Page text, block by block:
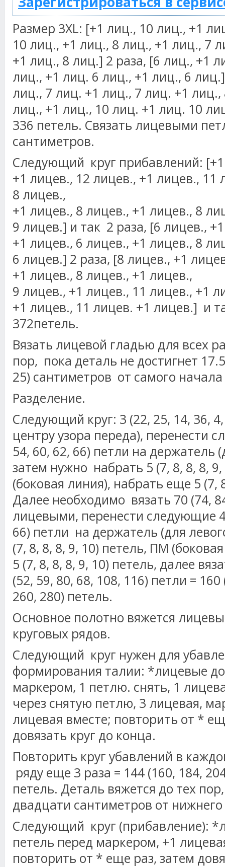
Размер 3XL: [+1 лиц., 10 лиц., +1
10 лиц., +1 лиц., 8 лиц., +1 лиц., 7
+1 лиц., 8 лиц.] 2 раза, [6 лиц., +1
лиц., +1 лиц. 6 лиц., +1 лиц., 6
лиц., 7 лиц. +1 лиц., 7 лиц. +1
лиц., +1 лиц., 10 лиц. +1 лиц. 10
336 петель. Связать лицевыми
сантиметров.
Следующий круг прибавлений:
+1 лицев., 12 лицев., +1 лицев., 11
8 лицев.,
+1 лицев., 8 лицев., +1 лицев., 8
9 лицев.] и так 2 раза, [6 лицев.,
+1 лицев., 6 лицев., +1 лицев., 8
6 лицев.] 2 раза, [8 лицев., +1
+1 лицев., 8 лицев., +1 лицев.,
9 лицев., +1 лицев., 11 лицев., +1
+1 лицев., 11 лицев. +1 лицев.] и
372петель.
Вязать лицевой гладью для всех
пор, пока деталь не достигнет
25) сантиметров от самого
Разделение.
Следующий круг: 3 (22, 25, 14, 36,
центру узора переда), перенести
54, 60, 62, 66) петли на держатель
затем нужно набрать 5 (7, 8, 8, 8,
(боковая линия), набрать еще 5 (7,
Далее необходимо вязать 70 (74,
лицевыми, перенести следующие
66) петли на держатель (для
(7, 8, 8, 8, 9, 10) петель, ПМ
5 (7, 8, 8, 8, 9, 10) петель, далее
(52, 59, 80, 68, 108, 116) петли =
260, 280) петель.
Основное полотно вяжется
круговых рядов.
Следующий круг нужен для
формирования талии: *лицевые
маркером, 1 петлю. снять, 1
через снятую петлю, 3 лицевая,
лицевая вместе; повторить от *
довязать круг до конца.
Повторить круг убавлений в
ряду еще 3 раза = 144 (160, 184,
петель. Деталь вяжется до тех
двадцати сантиметров от
Следующий круг (прибавление):
петель перед маркером, +1
повторить от * еще раз, затем